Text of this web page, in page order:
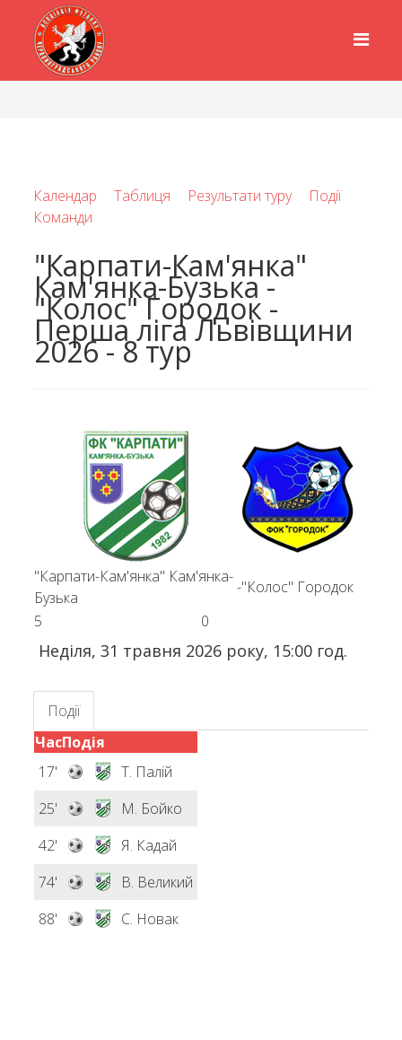
Календар Таблиця Результати туру
Події
Команди
"Карпати-Кам'янка"
Кам'янка-Бузька -
"Колос" Городок -
Перша ліга Львівщини
2026 - 8 тур
"Карпати-Кам'янка" Кам'янка-
Бузька
-"Колос" Городок
5
0
Неділя, 31 травня 2026 року, 15:00 год.
Події
ЧасПодія
17'
Т. Палій
25'
М. Бойко
42'
Я. Кадай
74'
В. Великий
88'
С. Новак